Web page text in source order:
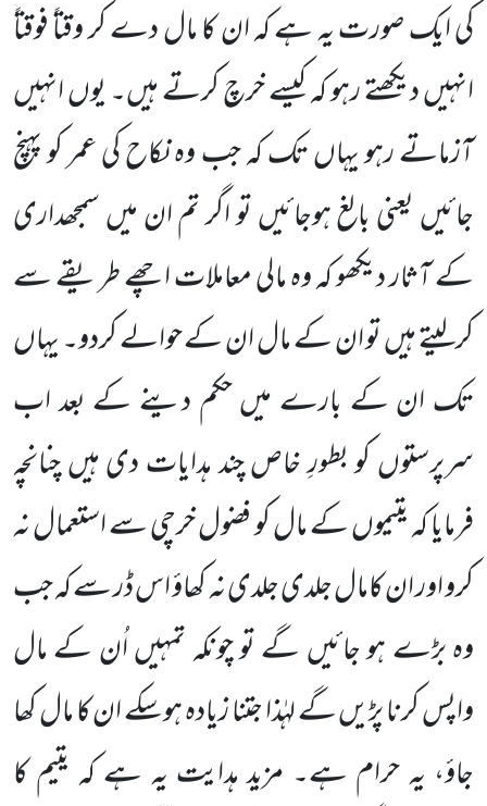
کی ایک صورت یہ ہے کہ ان کامال دے کر وقتاً فوقتاً
انہیں دیکھتے رہو کہ کیسے خرچ کرتے ہیں۔ یوں انہیں
آزماتے رہو یہاں تک کہ جب وہ نکاح کی عمرکو پہنچ
جائیں یعنی بالغ ہوجائیں تو اگر تم ان میں سمجھداری
کے آثار دیکھو کہ وہ مالی معاملات اچھے طریقے سے
کرلیتے ہیںتو ان کے مال ان کے حوالے کردو۔ یہاں
تک ان کے بارے میں حکم دینے کے بعد اب
سرپرستوں کو بطورِ خاص چند ہدایات دی ہیں چنانچہ
فرمایا کہ یتیموں کے مال کو فضول خرچی سے استعمال نہ
کرو اور ان کامال جلدی جلدی نہ کھاؤ اس ڈرسے کہ جب
وہ بڑے ہو جائیں گے تو چونکہ تمہیں اُن کے مال
واپس کرنا پڑیں گے لہٰذا جتنا زیادہ ہوسکے ان کا مال کھا
جاؤ، یہ حرام ہے۔ مزید ہدایت یہ ہے کہ یتیم کا